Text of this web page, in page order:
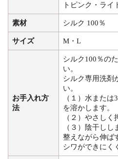
トピンク・ライ
素材 シルク 100％
サイズ M・L
お手入れ方
法
シルク100％の
い。
シルク専用洗剤
い。
（１）水また
を溶かします。
（２）やさしく
（３）陰干し
整えながら伸ば
シワができにく